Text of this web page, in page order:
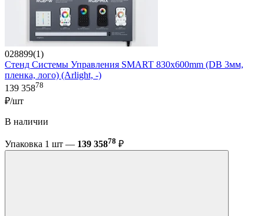
028899(1)
Стенд Системы Управления SMART 830x600mm (DB 3мм,
пленка, лого) (Arlight, -)
139 35878
₽/шт
В наличии
Упаковка 1 шт — 139 35878 ₽